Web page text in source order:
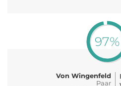
97%
Von Wingenfeld
Paar